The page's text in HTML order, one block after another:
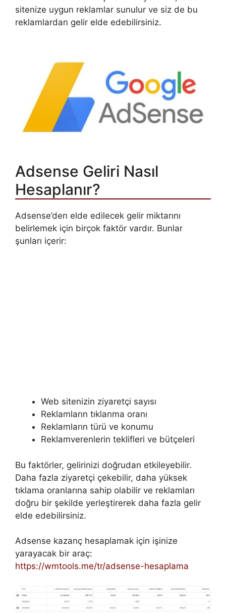
sitenize uygun reklamlar sunulur ve siz de bu
reklamlardan gelir elde edebilirsiniz.
Adsense Geliri Nasıl
Hesaplanır?
Adsense’den elde edilecek gelir miktarını
belirlemek için birçok faktör vardır. Bunlar
şunları içerir:
Web sitenizin ziyaretçi sayısı
Reklamların tıklanma oranı
Reklamların türü ve konumu
Reklamverenlerin teklifleri ve bütçeleri
Bu faktörler, gelirinizi doğrudan etkileyebilir.
Daha fazla ziyaretçi çekebilir, daha yüksek
tıklama oranlarına sahip olabilir ve reklamları
doğru bir şekilde yerleştirerek daha fazla gelir
elde edebilirsiniz.
Adsense kazanç hesaplamak için işinize
yarayacak bir araç:
https://wmtools.me/tr/adsense-hesaplama